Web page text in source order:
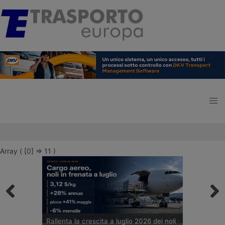
Array ( [0] => 11 )
Rallenta la crescita a luglio 2026 dei noli